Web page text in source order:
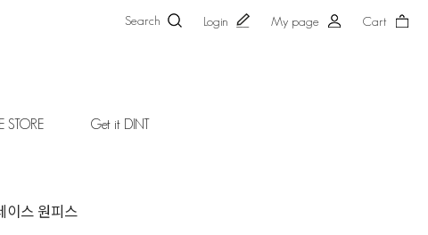
Search Login My page Cart
STORE Get it DINT
이스 원피스